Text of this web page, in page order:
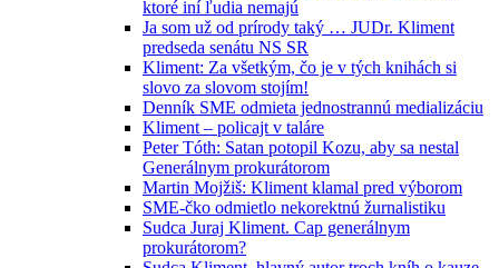
ktoré iní ľudia nemajú
Ja som už od prírody taký … JUDr. Kliment
predseda senátu NS SR
Kliment: Za všetkým, čo je v tých knihách si
slovo za slovom stojím!
Denník SME odmieta jednostrannú medializáciu
Kliment – policajt v taláre
Peter Tóth: Satan potopil Kozu, aby sa nestal
Generálnym prokurátorom
Martin Mojžiš: Kliment klamal pred výborom
SME-čko odmietlo nekorektnú žurnalistiku
Sudca Juraj Kliment. Cap generálnym
prokurátorom?